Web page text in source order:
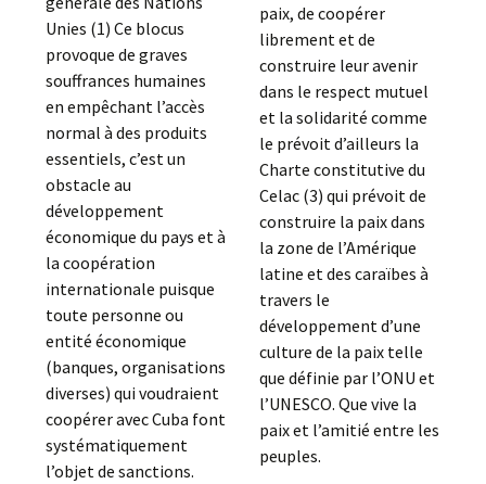
Unies (1) Ce blocus
provoque de graves
souffrances humaines
en empêchant l’accès
normal à des produits
essentiels, c’est un
obstacle au
développement
économique du pays et à
la coopération
internationale puisque
toute personne ou
entité économique
(banques, organisations
diverses) qui voudraient
coopérer avec Cuba font
systématiquement
l’objet de sanctions.
paix, de coopérer
librement et de
construire leur avenir
dans le respect mutuel
et la solidarité comme
le prévoit d’ailleurs la
Charte constitutive du
Celac (3) qui prévoit de
construire la paix dans
la zone de l’Amérique
latine et des caraïbes à
travers le
développement d’une
culture de la paix telle
que définie par l’ONU et
l’UNESCO. Que vive la
paix et l’amitié entre les
peuples.